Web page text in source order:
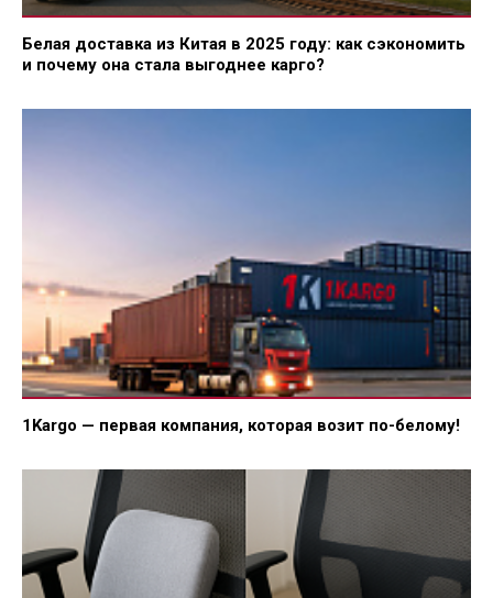
Белая доставка из Китая в 2025 году: как сэкономить
и почему она стала выгоднее карго?
1Kargo — первая компания, которая возит по-белому!